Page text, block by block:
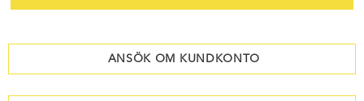
ANSÖK OM KUNDKONTO